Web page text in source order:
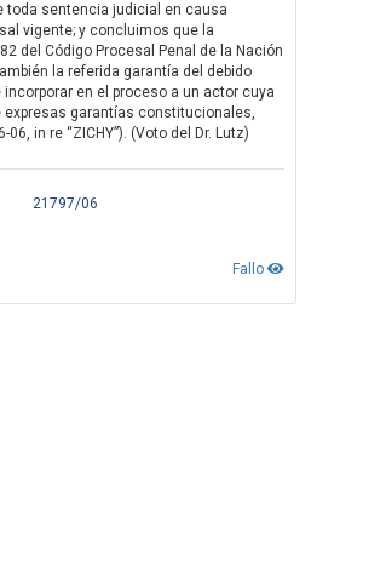
toda sentencia judicial en causa
vigente; y concluimos que la
del Código Procesal Penal de la Nación
la referida garantía del debido
en el proceso a un actor cuya
garantías constitucionales,
in re “ZICHY”). (Voto del Dr. Lutz)
21797/06
Fallo